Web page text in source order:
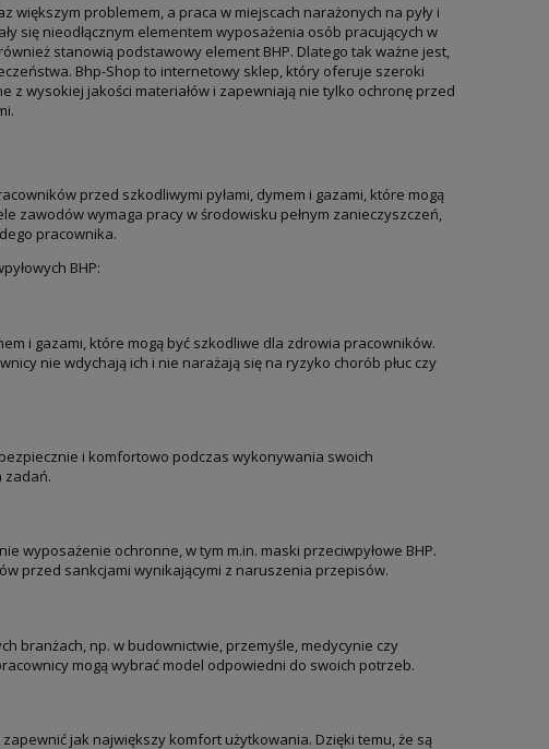
problemem, a praca w miejscach narażonych na pyły i
się nieodłącznym elementem wyposażenia osób pracujących w
stanowią podstawowy element BHP. Dlatego tak ważne jest,
Bhp-Shop to internetowy sklep, który oferuje szeroki
wysokiej jakości materiałów i zapewniają nie tylko ochronę przed
przed szkodliwymi pyłami, dymem i gazami, które mogą
zawodów wymaga pracy w środowisku pełnym zanieczyszczeń,
pracownika.
BHP:
i gazami, które mogą być szkodliwe dla zdrowia pracowników.
nie wdychają ich i nie narażają się na ryzyko chorób płuc czy
i komfortowo podczas wykonywania swoich
zadań.
wyposażenie ochronne, w tym m.in. maski przeciwpyłowe BHP.
przed sankcjami wynikającymi z naruszenia przepisów.
branżach, np. w budownictwie, przemyśle, medycynie czy
mogą wybrać model odpowiedni do swoich potrzeb.
jak największy komfort użytkowania. Dzięki temu, że są